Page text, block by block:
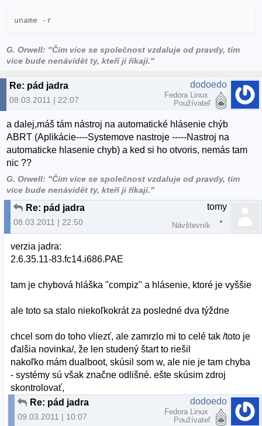
uname -r
G. Orwell: "Čím více se společnost vzdaluje od pravdy, tím
více bude nenávidět ty, kteří ji říkají."
Re: pád jadra
08.03.2011 | 22:07
dodoedo
Fedora Linux
Používateľ
a dalej,máš tám nástroj na automatické hlásenie chýb
ABRT (Aplikácie----Systemove nastroje -----Nastroj na
automaticke hlasenie chyb) a ked si ho otvoris, nemás tam
nic ??
G. Orwell: "Čím více se společnost vzdaluje od pravdy, tím
více bude nenávidět ty, kteří ji říkají."
Re: pád jadra
08.03.2011 | 22:50
tomy
Návštevník
verzia jadra:
2.6.35.11-83.fc14.i686.PAE
tam je chybová hláška "compiz" a hlásenie, ktoré je vyššie
ale toto sa stalo niekoľkokrát za posledné dva týždne
chcel som do toho vliezť, ale zamrzlo mi to celé tak /toto je
ďalšia novinka/, že len studený štart to riešil
nakoľko mám dualboot, skúsil som w, ale nie je tam chyba
- systémy sú však značne odlišné. ešte skúsim zdroj
skontrolovať,
Re: pád jadra
09.03.2011 | 10:07
dodoedo
Fedora Linux
Používateľ